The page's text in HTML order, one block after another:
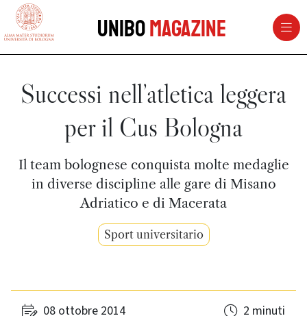
vai al contenuto della pagina
UniboMagazine
Successi nell’atletica leggera
per il Cus Bologna
Il team bolognese conquista molte medaglie
in diverse discipline alle gare di Misano
Adriatico e di Macerata
Sport universitario
08 ottobre 2014 2 minuti